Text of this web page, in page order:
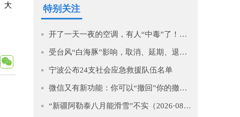
大 特别关注
开了一天一夜的空调，有人“中毒”了！医生提醒→
受台风“白海豚”影响，取消、延期、退款！
宁波公布24支社会应急救援队伍名单
微信又有新功能：你可以“撤回”你的撤回了！
“新疆阿勒泰八月能滑雪”不实（2026·08·07）